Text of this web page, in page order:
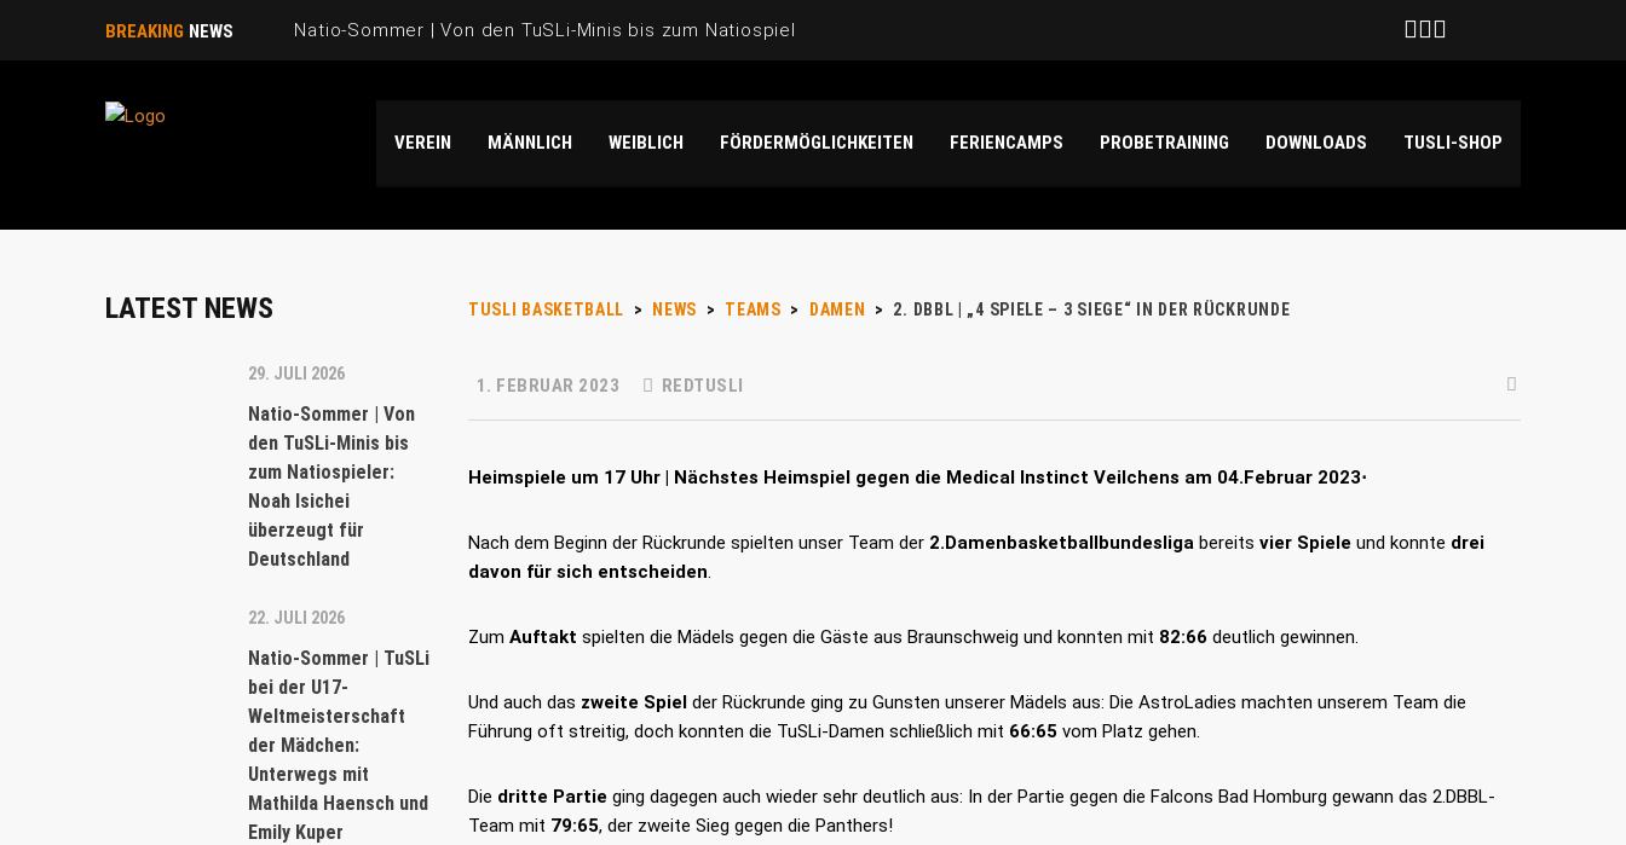
BREAKING NEWS Natio-Sommer | Von den TuSLi-Minis bis zum Natiospieler: Noah Isichei überzeugt für Deutschland
Saison 2025/26 | WIR SAGEN „DANKE“!
VEREIN MÄNNLICH WEIBLICH FÖRDERMÖGLICHKEITEN FERIENCAMPS PROBETRAINING DOWNLOADS TUSLI-SHOP
TUSLI BASKETBALL > NEWS > TEAMS > DAMEN > 2. DBBL | „4 SPIELE – 3 SIEGE“ IN DER RÜCKRUNDE
1. FEBRUAR 2023 REDTUSLI
Heimspiele um 17 Uhr | Nächstes Heimspiel gegen die Medical Instinct Veilchens am 04.Februar 2023⋅
Nach dem Beginn der Rückrunde spielten unser Team der 2.Damenbasketballbundesliga bereits vier Spiele und konnte drei
davon für sich entscheiden.
Zum Auftakt spielten die Mädels gegen die Gäste aus Braunschweig und konnten mit 82:66 deutlich gewinnen.
Und auch das zweite Spiel der Rückrunde ging zu Gunsten unserer Mädels aus: Die AstroLadies machten unserem Team die
Führung oft streitig, doch konnten die TuSLi-Damen schließlich mit 66:65 vom Platz gehen.
Die dritte Partie ging dagegen auch wieder sehr deutlich aus: In der Partie gegen die Falcons Bad Homburg gewann das 2.DBBL-
Team mit 79:65, der zweite Sieg gegen die Panthers!
LATEST NEWS
29. JULI 2026
Natio-Sommer | Von
den TuSLi-Minis bis
zum Natiospieler:
Noah Isichei
überzeugt für
Deutschland
22. JULI 2026
Natio-Sommer | TuSLi
bei der U17-
Weltmeisterschaft
der Mädchen:
Unterwegs mit
Mathilda Haensch und
Emily Kuper